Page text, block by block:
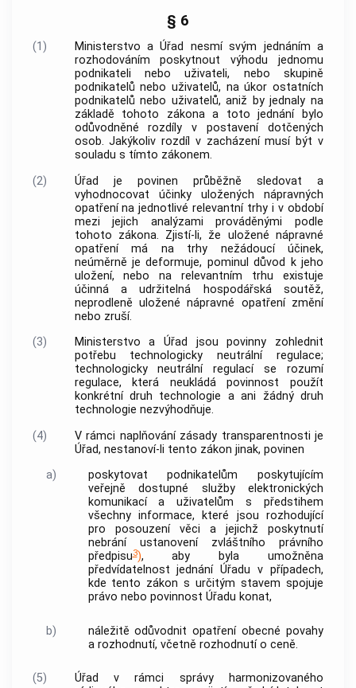
§ 6
(1)
Ministerstvo a Úřad nesmí svým jednáním a
rozhodováním poskytnout výhodu jednomu
podnikateli nebo uživateli, nebo skupině
podnikatelů nebo uživatelů, na úkor ostatních
podnikatelů nebo uživatelů, aniž by jednaly na
základě tohoto zákona a toto jednání bylo
odůvodněné rozdíly v postavení dotčených
osob. Jakýkoliv rozdíl v zacházení musí být v
souladu s tímto zákonem.
(2)
Úřad je povinen průběžně sledovat a
vyhodnocovat účinky uložených nápravných
opatření na jednotlivé relevantní trhy i v období
mezi jejich analýzami prováděnými podle
tohoto zákona. Zjistí-li, že uložené nápravné
opatření má na trhy nežádoucí účinek,
neúměrně je deformuje, pominul důvod k jeho
uložení, nebo na relevantním trhu existuje
účinná a udržitelná hospodářská soutěž,
neprodleně uložené nápravné opatření změní
nebo zruší.
(3)
Ministerstvo a Úřad jsou povinny zohlednit
potřebu technologicky neutrální regulace;
technologicky neutrální regulacíse rozumí
regulace, která neukládá povinnost použít
konkrétní druh technologie a ani žádný druh
technologie nezvýhodňuje.
(4)
V rámci naplňování zásady transparentnosti je
Úřad, nestanoví-li tento zákon jinak, povinen
a)
poskytovat podnikatelům poskytujícím
veřejně dostupné služby elektronických
komunikací a uživatelům s předstihem
všechny informace, které jsou rozhodující
pro posouzení věci a jejichž poskytnutí
nebrání ustanovení zvláštního právního
předpisu3), aby byla umožněna
předvídatelnost jednání Úřadu v případech,
kde tento zákon s určitým stavem spojuje
právo nebo povinnost Úřadu konat,
b)
náležitě odůvodnit opatření obecné povahy
a rozhodnutí, včetně rozhodnutí o ceně.
(5) Úřad v rámci správy
harmonizovaného